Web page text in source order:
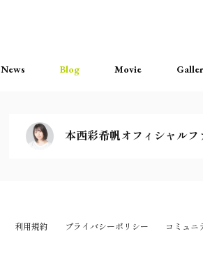
News Blog Movie
本西彩希帆オフィシャルフ
利用規約 プライバシーポリシー コミュニ